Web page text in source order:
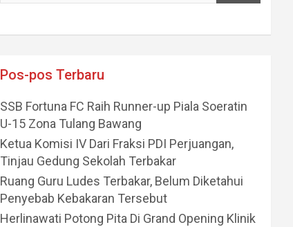
Pos-pos Terbaru
SSB Fortuna FC Raih Runner-up Piala Soeratin
U-15 Zona Tulang Bawang
Ketua Komisi IV Dari Fraksi PDI Perjuangan,
Tinjau Gedung Sekolah Terbakar
Ruang Guru Ludes Terbakar, Belum Diketahui
Penyebab Kebakaran Tersebut
Herlinawati Potong Pita Di Grand Opening Klinik